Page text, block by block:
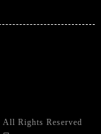
上海市黄浦区南京东路299号宏伊国际广场写字楼8层806室萧邦售后服务中心（需提前预约）
浙江省金华市金东区东市南街777号金华万达广场4号楼22楼2209室萧邦售后服务中心（需提前预约）
All Rights Reserved